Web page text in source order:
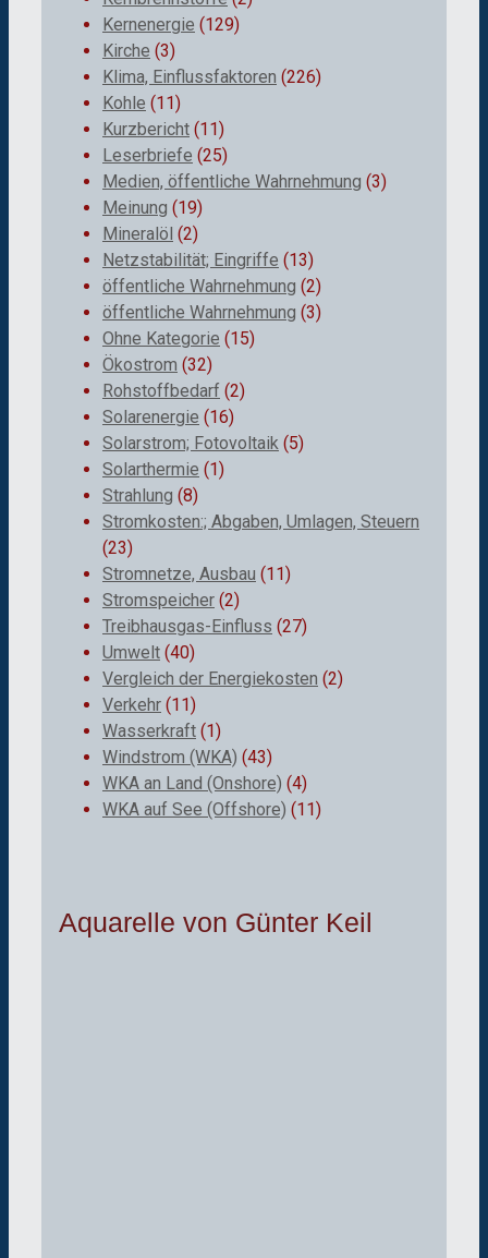
Kernenergie (129)
Kirche (3)
Klima, Einflussfaktoren (226)
Kohle (11)
Kurzbericht (11)
Leserbriefe (25)
Medien, öffentliche Wahrnehmung (3)
Meinung (19)
Mineralöl (2)
Netzstabilität; Eingriffe (13)
öffentliche Wahrnehmung (2)
öffentliche Wahrnehmung (3)
Ohne Kategorie (15)
Ökostrom (32)
Rohstoffbedarf (2)
Solarenergie (16)
Solarstrom; Fotovoltaik (5)
Solarthermie (1)
Strahlung (8)
Stromkosten:; Abgaben, Umlagen, Steuern
(23)
Stromnetze, Ausbau (11)
Stromspeicher (2)
Treibhausgas-Einfluss (27)
Umwelt (40)
Vergleich der Energiekosten (2)
Verkehr (11)
Wasserkraft (1)
Windstrom (WKA) (43)
WKA an Land (Onshore) (4)
WKA auf See (Offshore) (11)
Aquarelle von Günter Keil